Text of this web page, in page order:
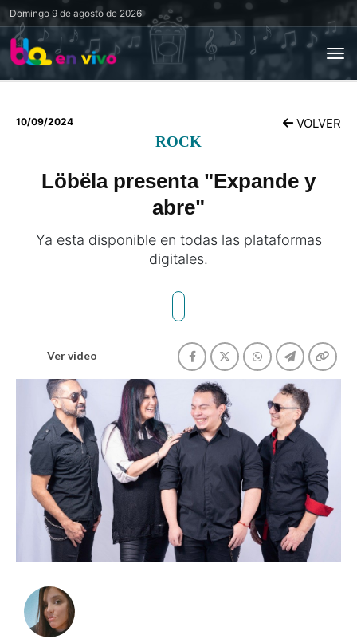
Domingo 9 de agosto de 2026
10/09/2024 VOLVER
ROCK
Löbëla presenta "Expande y
abre"
Ya esta disponible en todas las plataformas
digitales.
Ver video